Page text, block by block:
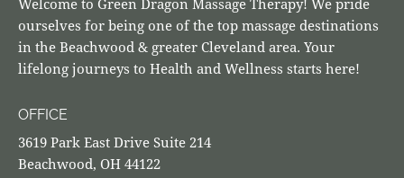
Welcome to Green Dragon Massage Therapy! We pride
ourselves for being one of the top massage destinations
in the Beachwood & greater Cleveland area. Your
lifelong journeys to Health and Wellness starts here!
OFFICE
3619 Park East Drive Suite 214
Beachwood, OH 44122